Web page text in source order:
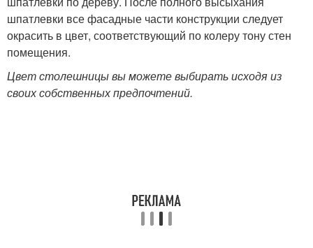
шпатлевки все фасадные части конструкции следует
окрасить в цвет, соответствующий по колеру тону стен
помещения.
Цвет столешницы вы можете выбирать исходя из
своих собственных предпочтений.